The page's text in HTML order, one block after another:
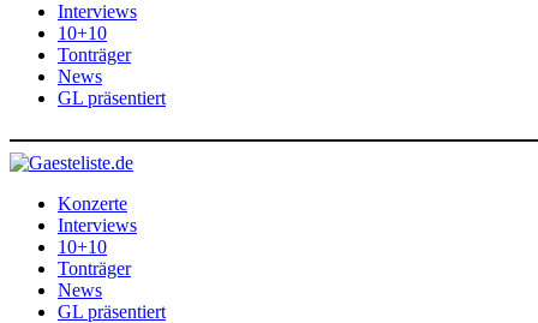
Interviews
10+10
Tonträger
News
GL präsentiert
Konzerte
Interviews
10+10
Tonträger
News
GL präsentiert